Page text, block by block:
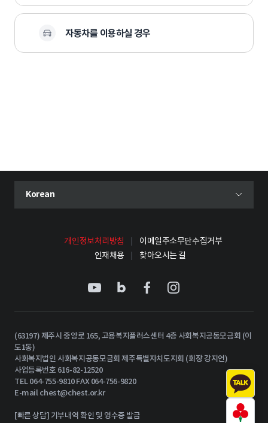
자동차를 이용하실 경우
언어 선택 메뉴 열기
현재 선택된 언어
Korean
개인정보처리방침
이메일주소무단수집거부
인재채용
찾아오시는 길
(63197) 제주시 중앙로 165, 고용복지플러스센터 4층 사회복지공동모금회 (이
도1동)
사회복지법인 사회복지공동모금회 제주특별자치도지회 (회장 강지언)
사업등록번호 616-82-12520
TEL 064-755-9810 FAX 064-756-9820
E-mailchest@chest.or.kr
[빠른 상담] 기부내역 확인 및 영수증 발급